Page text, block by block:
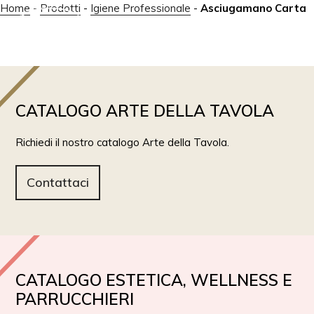
Home - Prodotti - Igiene Professionale - Asciugamano Carta
CATALOGO ARTE DELLA TAVOLA
Richiedi il nostro catalogo Arte della Tavola.
Contattaci
CATALOGO ESTETICA, WELLNESS E
PARRUCCHIERI